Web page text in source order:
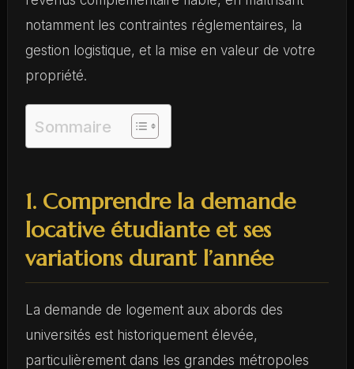
notamment les contraintes réglementaires, la
gestion logistique, et la mise en valeur de votre
propriété.
Sommaire
1. Comprendre la demande
locative étudiante et ses
variations durant l’année
La demande de logement aux abords des
universités est historiquement élevée,
particulièrement dans les grandes métropoles